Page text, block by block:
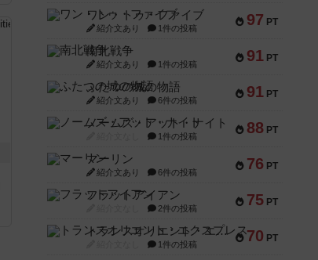
97 PT
ワン・トゥ・ファイブ
紹介文あり 1件の投稿
91 PT
南北戦争
紹介文あり 1件の投稿
91 PT
ふたつの城の物語
紹介文あり 6件の投稿
88 PT
ノームズ・アット・ナイト
1件の投稿
76 PT
マーリン
紹介文あり 6件の投稿
75 PT
フラットアイアン
2件の投稿
70 PT
トランスオリエント・エクスプレス
1件の投稿